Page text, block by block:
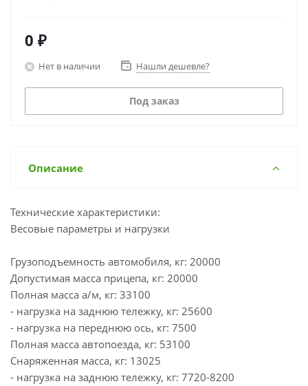
0 ₽
Нет в наличии Нашли дешевле?
Под заказ
Описание
Технические характеристики:
Весовые параметры и нагрузки
Грузоподъемность автомобиля, кг: 20000
Допустимая масса прицепа, кг: 20000
Полная масса а/м, кг: 33100
- нагрузка на заднюю тележку, кг: 25600
- нагрузка на переднюю ось, кг: 7500
Полная масса автопоезда, кг: 53100
Снаряженная масса, кг: 13025
- нагрузка на заднюю тележку, кг: 7720-8200